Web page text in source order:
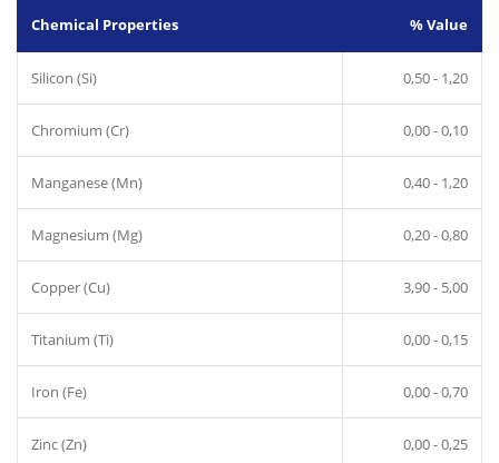
Chemical Properties % Value
Silicon (Si) 0,50 - 1,20
Chromium (Cr) 0,00 - 0,10
Manganese (Mn) 0,40 - 1,20
Magnesium (Mg) 0,20 - 0,80
Copper (Cu) 3,90 - 5,00
Titanium (Ti) 0,00 - 0,15
Iron (Fe) 0,00 - 0,70
Zinc (Zn) 0,00 - 0,25